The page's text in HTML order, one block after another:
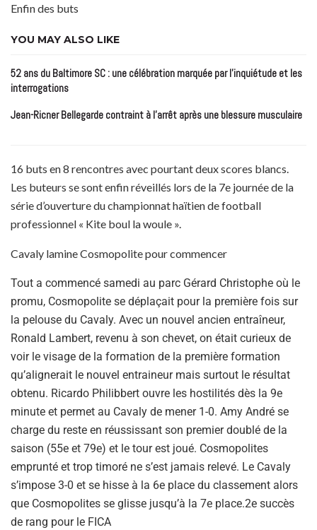
Enfin des buts
YOU MAY ALSO LIKE
52 ans du Baltimore SC : une célébration marquée par l’inquiétude et les
interrogations
Jean-Ricner Bellegarde contraint à l’arrêt après une blessure musculaire
16 buts en 8 rencontres avec pourtant deux scores blancs.
Les buteurs se sont enfin réveillés lors de la 7e journée de la
série d’ouverture du championnat haïtien de football
professionnel « Kite boul la woule ».
Cavaly lamine Cosmopolite pour commencer
Tout a commencé samedi au parc Gérard Christophe où le
promu, Cosmopolite se déplaçait pour la première fois sur
la pelouse du Cavaly. Avec un nouvel ancien entraîneur,
Ronald Lambert, revenu à son chevet, on était curieux de
voir le visage de la formation de la première formation
qu’alignerait le nouvel entraineur mais surtout le résultat
obtenu. Ricardo Philibbert ouvre les hostilités dès la 9e
minute et permet au Cavaly de mener 1-0. Amy André se
charge du reste en réussissant son premier doublé de la
saison (55e et 79e) et le tour est joué. Cosmopolites
emprunté et trop timoré ne s’est jamais relevé. Le Cavaly
s’impose 3-0 et se hisse à la 6e place du classement alors
que Cosmopolites se glisse jusqu’à la 7e place.2e succès
de rang pour le FICA